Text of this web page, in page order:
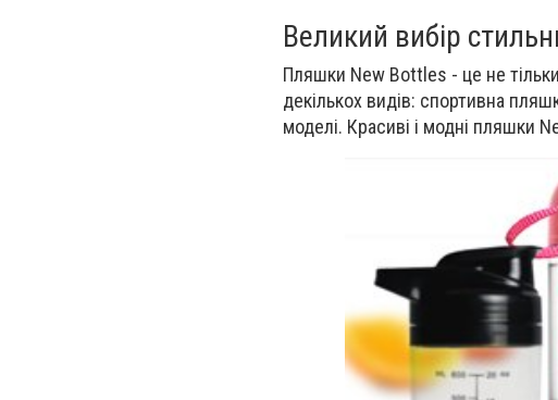
Великий вибір
Пляшки New Bottles - це не
декількох видів: спортивна
моделі. Красиві і модні пляшки